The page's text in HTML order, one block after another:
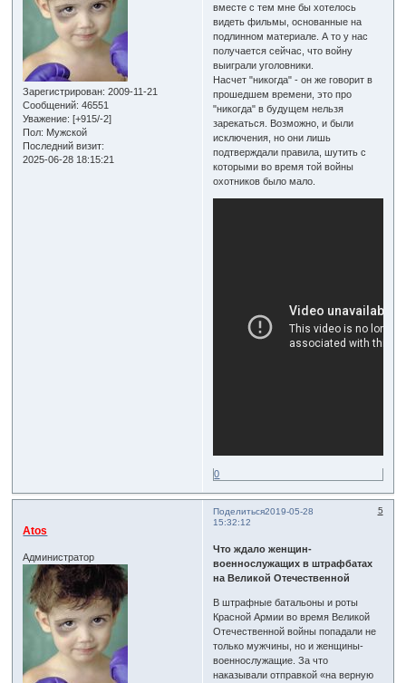
Зарегистрирован: 2009-11-21
Сообщений: 46551
Уважение: [+915/-2]
Пол: Мужской
Последний визит:
2025-06-28 18:15:21
вместе с тем мне бы хотелось
видеть фильмы, основанные на
подлинном материале. А то у нас
получается сейчас, что войну
выиграли уголовники.
Насчет "никогда" - он же говорит в
прошедшем времени, это про
"никогда" в будущем нельзя
зарекаться. Возможно, и были
исключения, но они лишь
подтверждали правила, шутить с
которыми во время той войны
охотников было мало.
0
Поделиться 5
2019-05-28
15:32:12
Atos
Администратор
Что ждало женщин-
военнослужащих в штрафбатах
на Великой Отечественной
В штрафные батальоны и роты
Красной Армии во время Великой
Отечественной войны попадали не
только мужчины, но и женщины-
военнослужащие. За что
наказывали отправкой «на верную